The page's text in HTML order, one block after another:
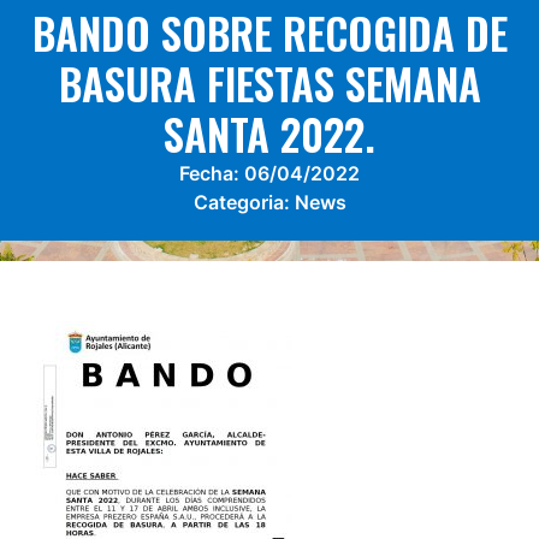
BANDO SOBRE RECOGIDA DE
BASURA FIESTAS SEMANA
SANTA 2022.
Fecha: 06/04/2022
Categoria: News